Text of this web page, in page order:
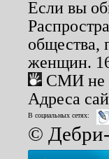
Если вы
общества,
женщин.
СМИ не
Адреса
В социальных сетях:
©